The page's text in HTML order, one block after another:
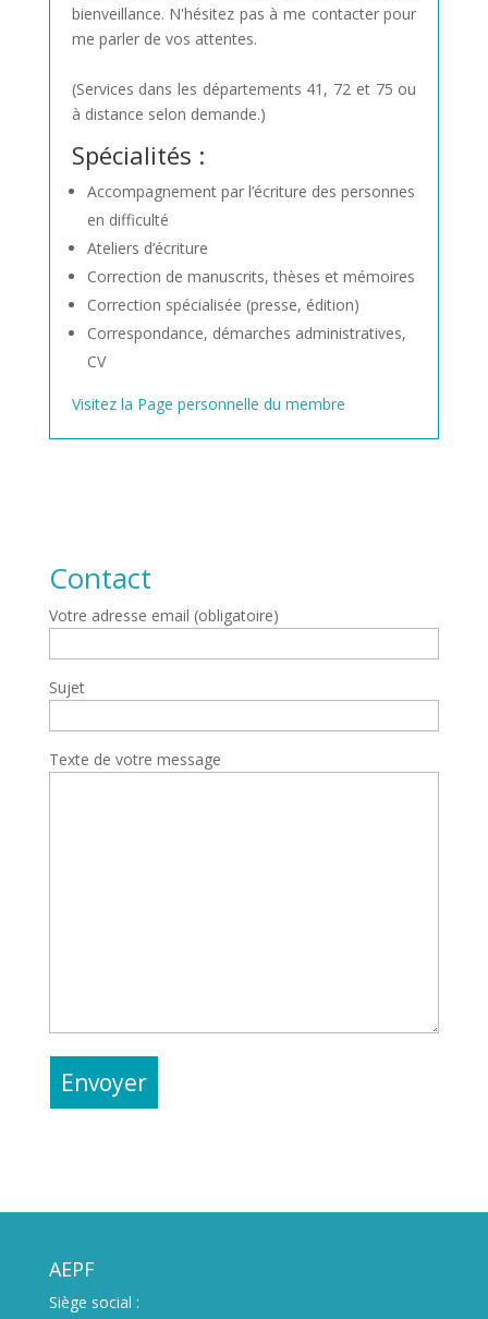
bienveillance. N'hésitez pas à me contacter pour
me parler de vos attentes.
(Services dans les départements 41, 72 et 75 ou
à distance selon demande.)
Spécialités :
Accompagnement par l’écriture des personnes
en difficulté
Ateliers d’écriture
Correction de manuscrits, thèses et mémoires
Correction spécialisée (presse, édition)
Correspondance, démarches administratives,
CV
Visitez la Page personnelle du membre
Contact
Votre adresse email (obligatoire)
Sujet
Texte de votre message
AEPF
Siège social :